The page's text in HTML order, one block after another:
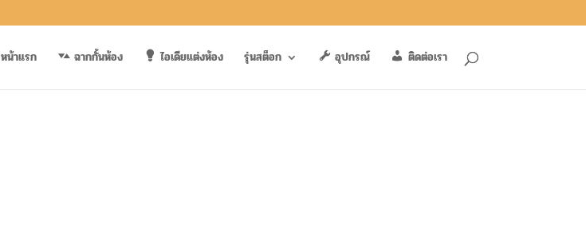
หน้าแรก ฉากกั้นห้อง ไอเดียแต่งห้อง รุ่นสต็อก อุปกรณ์ ติดต่อเรา